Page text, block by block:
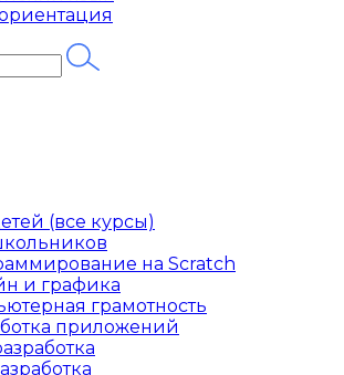
(все курсы)
на Scratch
и графика
грамотность
приложений